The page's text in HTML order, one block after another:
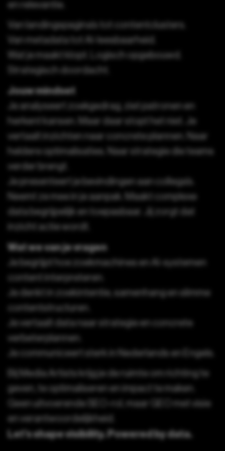
en relevantie.
Van landingspagina’s tot contentclusters.
Van metadata tot AI-leesbaarheid.
Wat je maakt klopt. Logisch opgebouwd.
Strategisch doordacht.
Jouw mindset
Je analyseert zoekgedrag, ziet patronen en
herkent kansen. Maar daar stopt het niet. Je
vertaalt inzichten naar concrete plannen. Naar
heldere optimalisaties. Naar strategie die teams
verder brengt.
Je presenteert je bevindingen aan collega’s.
Neemt ze mee in je aanpak. Maakt complexe
data begrijpelijk en toepasbaar. Jij zorgt dat
inzicht actie wordt.
Wat we van je vragen
Je begrijpt hoe zoekmachines en AI-systemen
content interpreteren.
Je denkt in zoekintentie, samenhang en slimme
contentstructuren.
Je vertaalt data naar strategie en concrete
verbeterplannen.
Je communiceert sterk in Nederlands en Engels.
Bij Media Artists krijg je de ruimte om richting te
geven, te optimaliseren en impact te maken.
Geen uitvoerende SEO-rol, maar GEO met visie
en verantwoordelijkheid.
Let’s shape visibility. Powered by data.